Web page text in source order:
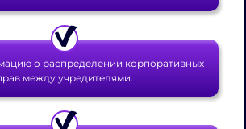
о распределении корпоративных
между учредителями.